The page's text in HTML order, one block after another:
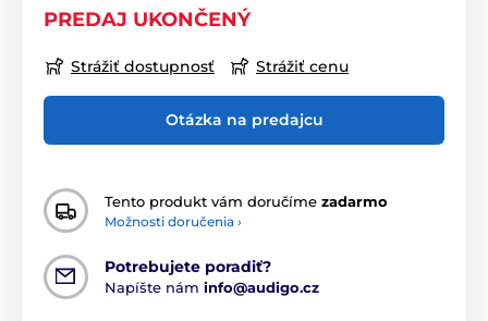
PREDAJ UKONČENÝ
Strážiť dostupnosť Strážiť cenu
Otázka na predajcu
Tento produkt vám doručíme zadarmo
Možnosti doručenia ›
Potrebujete poradiť?
Napíšte nám info@audigo.cz